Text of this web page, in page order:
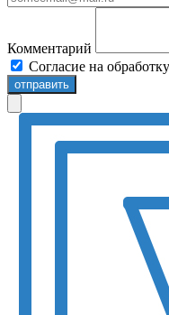
Комментарий
Согласие на
отправить